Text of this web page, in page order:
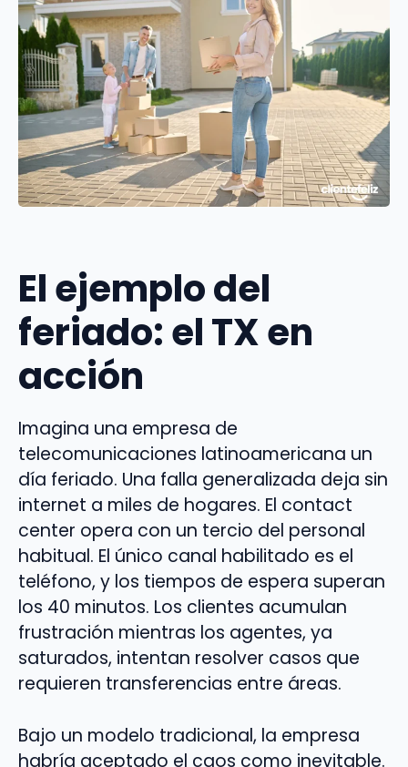
El ejemplo del
feriado: el TX en
acción
Imagina una empresa de
telecomunicaciones latinoamericana un
día feriado. Una falla generalizada deja sin
internet a miles de hogares. El contact
center opera con un tercio del personal
habitual. El único canal habilitado es el
teléfono, y los tiempos de espera superan
los 40 minutos. Los clientes acumulan
frustración mientras los agentes, ya
saturados, intentan resolver casos que
requieren transferencias entre áreas.
Bajo un modelo tradicional, la empresa
habría aceptado el caos como inevitable.